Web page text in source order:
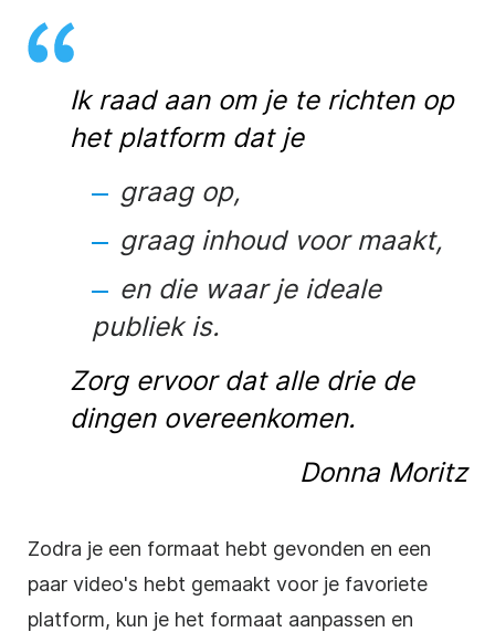
Ik raad aan om je te richten op
het platform dat je
graag op,
graag inhoud voor maakt,
en die waar je ideale
publiek is.
Zorg ervoor dat alle drie de
dingen overeenkomen.
Donna Moritz
Zodra je een formaat hebt gevonden en een
paar video's hebt gemaakt voor je favoriete
platform, kun je het formaat aanpassen en